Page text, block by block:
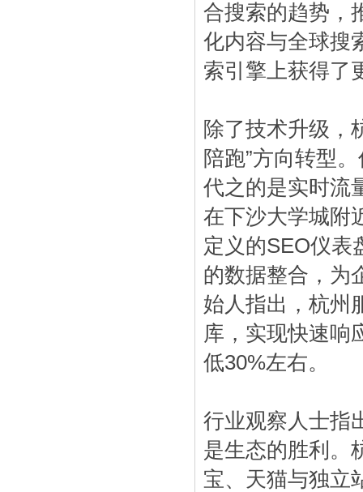
合搜索的趋势，
化内容与全球搜
索引擎上获得了
除了技术升级，
陪跑”方向转型
代之的是实时流
在下沙大学城附
定义的SEO仪表
的数据整合，为
始人指出，杭州
库，实现快速响
低30%左右。
行业观察人士指
是生态的胜利。
宝、天猫与独立